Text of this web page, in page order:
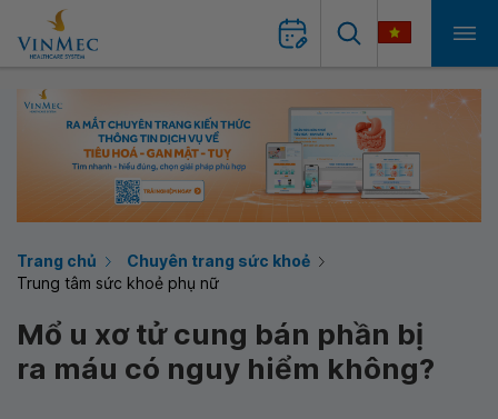
Trang chủ
Chuyên trang sức khoẻ
Trung tâm sức khoẻ phụ nữ
Mổ u xơ tử cung bán phần bị
ra máu có nguy hiểm không?